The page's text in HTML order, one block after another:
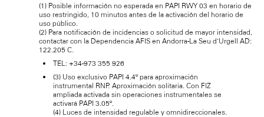
(1) Posible información no esperada en PAPI RWY 03 en horario de
uso restringido, 10 minutos antes de la activación del horario de
uso público.
(2) Para notificación de incidencias o solicitud de mayor intensidad,
contactar con la Dependencia AFIS en Andorra-La Seu d’Urgell AD:
122.205 C.
TEL: +34-973 355 926
(3) Uso exclusivo PAPI 4.4º para aproximación
instrumental RNP. Aproximación solitaria. Con FIZ
ampliada activada sin operaciones instrumentales se
activará PAPI 3.05º.
(4) Luces de intensidad regulable y omnidireccionales.